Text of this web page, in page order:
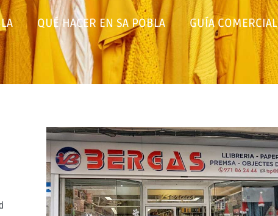
QUÉ HACER EN SA POBLA GUÍA COMERCIAL